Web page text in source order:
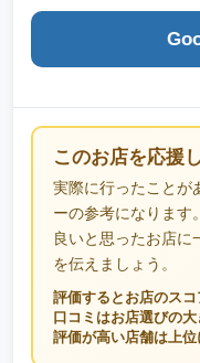
このお店を応援
実際に行ったことが
ーの参考になります。
良いと思ったお店に
を伝えましょう。
評価するとお店のス
口コミはお店選びの
評価が高い店舗は上